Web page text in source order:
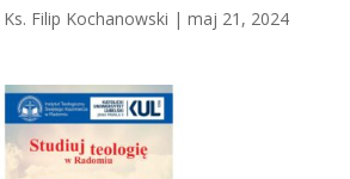
Ks. Filip Kochanowski | maj 21, 2024